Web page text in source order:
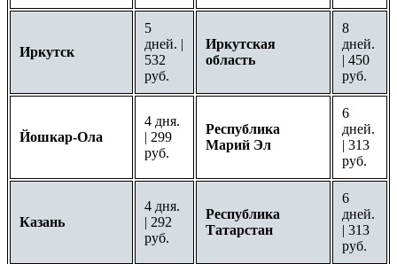
Иркутск
5
дней. |
532
руб.
Иркутская
область
8
дней.
| 450
руб.
Йошкар-Ола
4 дня.
| 299
руб.
Республика
Марий Эл
6
дней.
| 313
руб.
Казань
4 дня.
| 292
руб.
Республика
Татарстан
6
дней.
| 313
руб.